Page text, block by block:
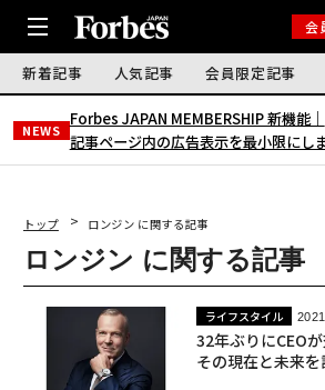
会
新着記事 人気記事 会員限定記事
NEWS
Forbes JAPAN MEMBERSHIP 新機能｜
記事ページ内の広告表示を最小限にし
トップ ロンジン に関する記事
ロンジン に関する記事
ライフスタイル
32年ぶりにCEO
その現在と未来を